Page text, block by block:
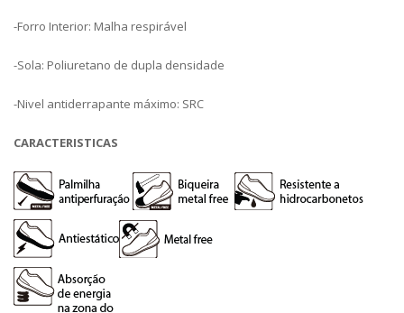
-Forro Interior: Malha respirável
-Sola: Poliuretano de dupla densidade
-Nivel antiderrapante máximo: SRC
CARACTERISTICAS